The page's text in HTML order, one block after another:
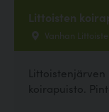
Littoisten
Vanhan
koirapuisto.